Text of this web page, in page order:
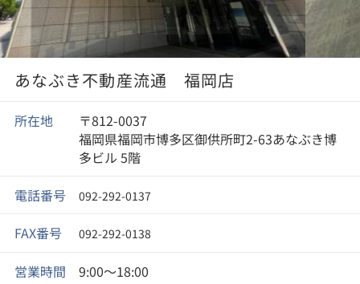
あなぶき不動産流通 福岡店
所在地
〒812-0037
福岡県福岡市博多区御供所町2-63あなぶき博
多ビル 5階
電話番号 092-292-0137
FAX番号 092-292-0138
営業時間 9:00～18:00